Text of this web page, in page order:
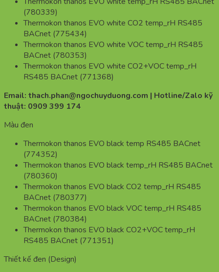
(780339)
Thermokon thanos EVO white CO2 temp_rH RS485
BACnet (775434)
Thermokon thanos EVO white VOC temp_rH RS485
BACnet (780353)
Thermokon thanos EVO white CO2+VOC temp_rH
RS485 BACnet (771368)
Email: thach.phan@ngochuyduong.com | Hotline/Zalo kỹ
thuật: 0909 399 174
Màu đen
Thermokon thanos EVO black temp RS485 BACnet
(774352)
Thermokon thanos EVO black temp_rH RS485 BACnet
(780360)
Thermokon thanos EVO black CO2 temp_rH RS485
BACnet (780377)
Thermokon thanos EVO black VOC temp_rH RS485
BACnet (780384)
Thermokon thanos EVO black CO2+VOC temp_rH
RS485 BACnet (771351)
Thiết kế đen (Design)